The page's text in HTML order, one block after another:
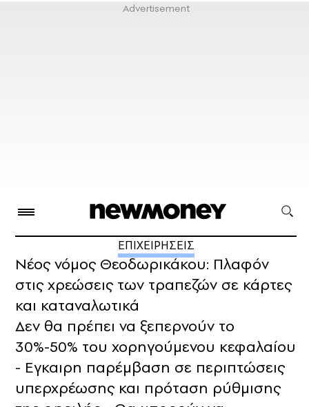
ΕΠΙΧΕΙΡΗΣΕΙΣ
Νέος νόμος Θεοδωρικάκου: Πλαφόν
στις χρεώσεις των τραπεζών σε κάρτες
και καταναλωτικά
Δεν θα πρέπει να ξεπερνούν το
30%-50% του χορηγούμενου κεφαλαίου
- Εγκαιρη παρέμβαση σε περιπτώσεις
υπερχρέωσης και πρόταση ρύθμισης